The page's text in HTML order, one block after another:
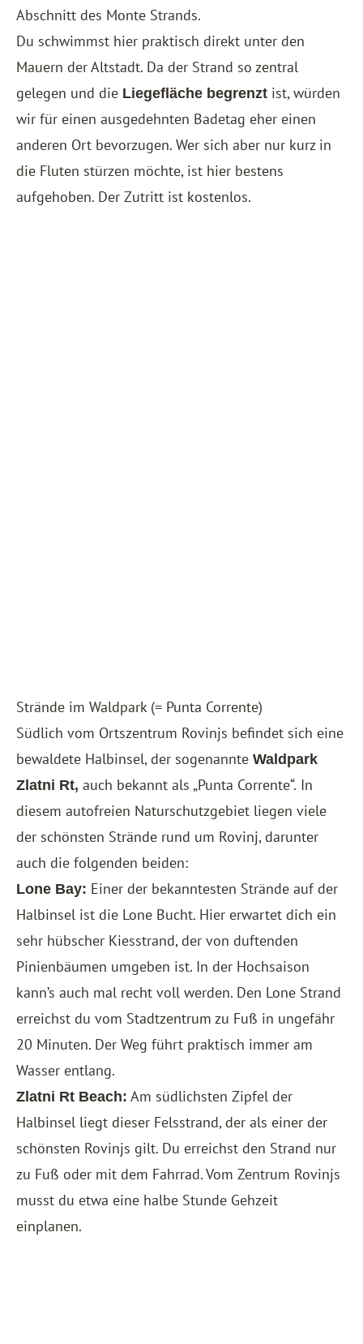
Abschnitt des Monte Strands.
Du schwimmst hier praktisch direkt unter den
Mauern der Altstadt. Da der Strand so zentral
gelegen und die Liegefläche begrenzt ist, würden
wir für einen ausgedehnten Badetag eher einen
anderen Ort bevorzugen. Wer sich aber nur kurz in
die Fluten stürzen möchte, ist hier bestens
aufgehoben. Der Zutritt ist kostenlos.
Strände im Waldpark (= Punta Corrente)
Südlich vom Ortszentrum Rovinjs befindet sich eine
bewaldete Halbinsel, der sogenannte Waldpark
Zlatni Rt, auch bekannt als „Punta Corrente“. In
diesem autofreien Naturschutzgebiet liegen viele
der schönsten Strände rund um Rovinj, darunter
auch die folgenden beiden:
Lone Bay: Einer der bekanntesten Strände auf der
Halbinsel ist die Lone Bucht. Hier erwartet dich ein
sehr hübscher Kiesstrand, der von duftenden
Pinienbäumen umgeben ist. In der Hochsaison
kann’s auch mal recht voll werden. Den Lone Strand
erreichst du vom Stadtzentrum zu Fuß in ungefähr
20 Minuten. Der Weg führt praktisch immer am
Wasser entlang.
Zlatni Rt Beach: Am südlichsten Zipfel der
Halbinsel liegt dieser Felsstrand, der als einer der
schönsten Rovinjs gilt. Du erreichst den Strand nur
zu Fuß oder mit dem Fahrrad. Vom Zentrum Rovinjs
musst du etwa eine halbe Stunde Gehzeit
einplanen.